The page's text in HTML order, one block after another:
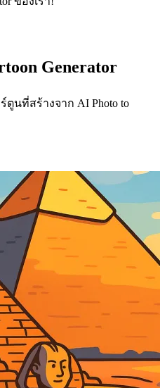
Generator
นที่สร้างจาก AI Photo to